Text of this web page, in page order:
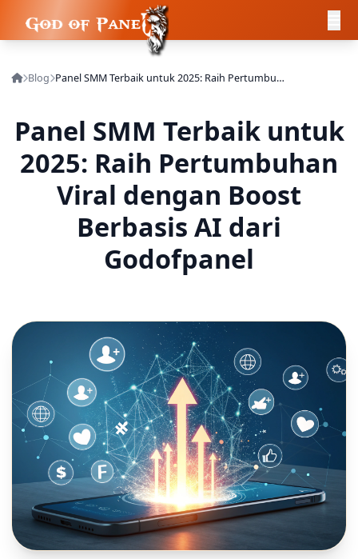
Blog Panel SMM Terbaik untuk 2025: Raih Pertumbuhan Viral dengan Boost Berbasis AI dari Godofpanel
Panel SMM Terbaik untuk
2025: Raih Pertumbuhan
Viral dengan Boost
Berbasis AI dari
Godofpanel